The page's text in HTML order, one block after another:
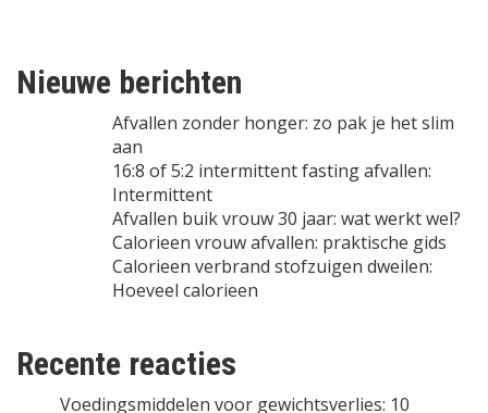
Nieuwe berichten
Afvallen zonder honger: zo pak je het slim
aan
16:8 of 5:2 intermittent fasting afvallen:
Intermittent
Afvallen buik vrouw 30 jaar: wat werkt wel?
Calorieen vrouw afvallen: praktische gids
Calorieen verbrand stofzuigen dweilen:
Hoeveel calorieen
Recente reacties
Voedingsmiddelen voor gewichtsverlies: 10